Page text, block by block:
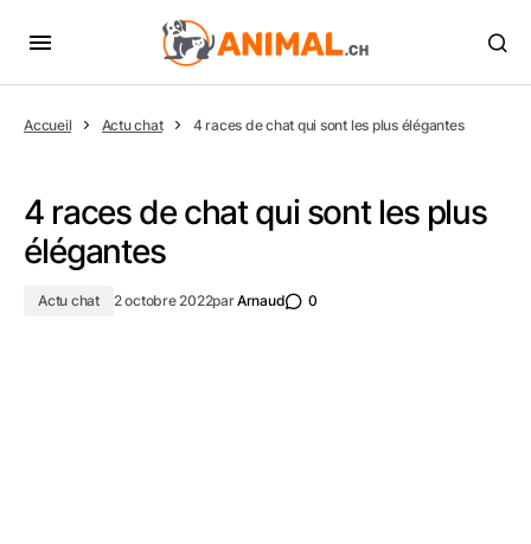
Accueil Actu chat 4 races de chat qui sont les plus élégantes
4 races de chat qui sont les plus
élégantes
Actu chat 2 octobre 2022parArnaud 0